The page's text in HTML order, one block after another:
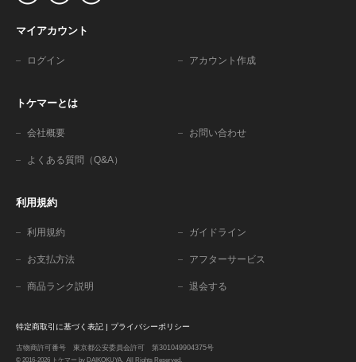
マイアカウント
ログイン アカウント作成
トケマーとは
会社概要 お問い合わせ
よくある質問（Q&A）
利用規約
利用規約 ガイドライン
お支払方法 アフターサービス
商品ランク説明 退会する
特定商取引に基づく表記 | プライバシーポリシー
古物商許可番号 東京都公安委員会許可 第301049904375号
© 2016-2026 トケマー by DAIKOKUYA. All Rights Reserved.